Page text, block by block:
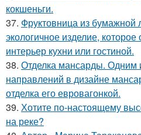
кокшеньги.
37. Фруктовница из бумажной
экологичное изделие,
интерьер кухни или гостиной.
38. Отделка мансарды. Одним
направлений в дизайне
отделка его евровагонкой.
39. Хотите по-настоящему
на реке?